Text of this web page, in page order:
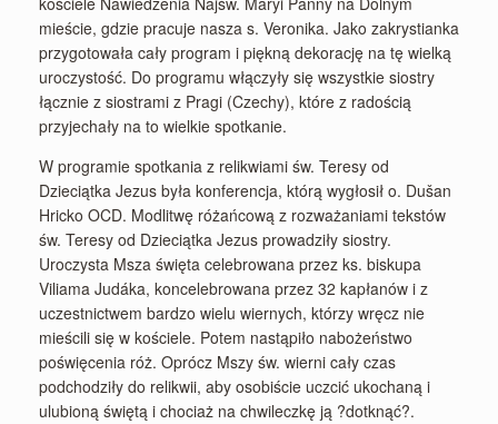
mieście, gdzie pracuje nasza s. Veronika. Jako zakrystianka
przygotowała cały program i piękną dekorację na tę wielką
uroczystość. Do programu włączyły się wszystkie siostry
łącznie z siostrami z Pragi (Czechy), które z radością
przyjechały na to wielkie spotkanie.
W programie spotkania z relikwiami św. Teresy od
Dzieciątka Jezus była konferencja, którą wygłosił o. Dušan
Hricko OCD. Modlitwę różańcową z rozważaniami tekstów
św. Teresy od Dzieciątka Jezus prowadziły siostry.
Uroczysta Msza święta celebrowana przez ks. biskupa
Viliama Judáka, koncelebrowana przez 32 kapłanów i z
uczestnictwem bardzo wielu wiernych, którzy wręcz nie
mieścili się w kościele. Potem nastąpiło nabożeństwo
poświęcenia róż. Oprócz Mszy św. wierni cały czas
podchodziły do relikwii, aby osobiście uczcić ukochaną i
ulubioną świętą i chociaż na chwileczkę ją ?dotknąć?.